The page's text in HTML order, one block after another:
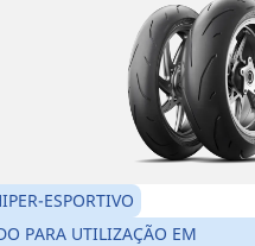
ESPORTIVO
PARA UTILIZAÇÃO EM